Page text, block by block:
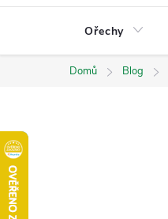
Ořechy
Domů Blog